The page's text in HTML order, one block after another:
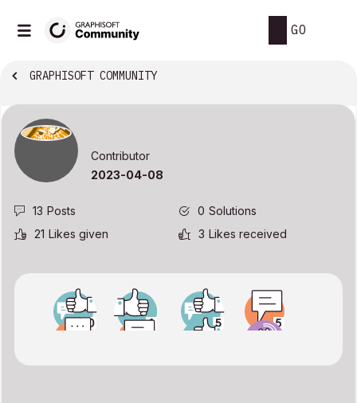
GO
GRAPHISOFT COMMUNITY
Contributor
‎2023-04-08
13 Posts 0 Solutions
21 Likes given 3 Likes received